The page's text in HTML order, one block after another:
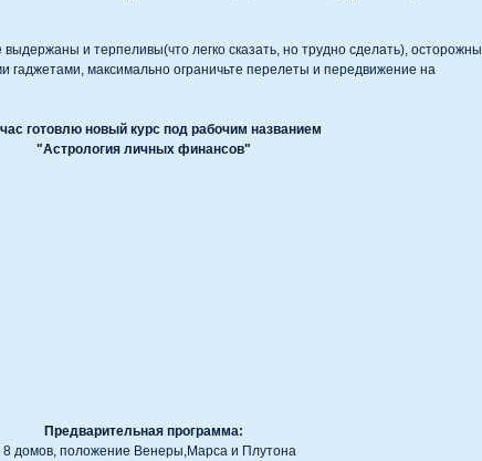
выдержаны и терпеливы(что легко сказать, но трудно сделать), осторожны
гаджетами, максимально ограничьте перелеты и передвижение на
готовлю новый курс под рабочим названием
"Астрология личных финансов"
Предварительная программа:
8 домов, положение Венеры,Марса и Плутона